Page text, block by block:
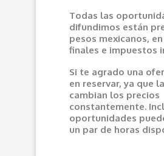
Todas las
difundimos están
pesos mexicanos,
finales e impuestos
Si te agrado una
en reservar, ya que
cambian los precios
constantemente.
oportunidades
un par de horas